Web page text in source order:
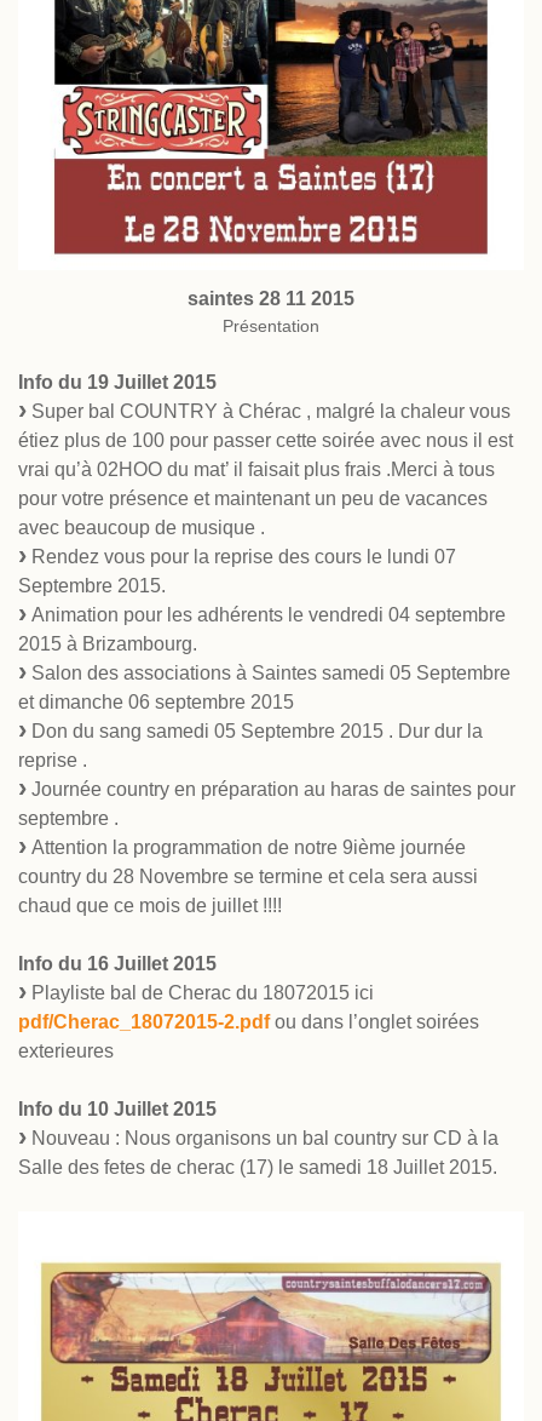
saintes 28 11 2015
Présentation
Info du 19 Juillet 2015
Super bal COUNTRY à Chérac , malgré la chaleur vous
étiez plus de 100 pour passer cette soirée avec nous il est
vrai qu’à 02HOO du mat’ il faisait plus frais .Merci à tous
pour votre présence et maintenant un peu de vacances
avec beaucoup de musique .
Rendez vous pour la reprise des cours le lundi 07
Septembre 2015.
Animation pour les adhérents le vendredi 04 septembre
2015 à Brizambourg.
Salon des associations à Saintes samedi 05 Septembre
et dimanche 06 septembre 2015
Don du sang samedi 05 Septembre 2015 . Dur dur la
reprise .
Journée country en préparation au haras de saintes pour
septembre .
Attention la programmation de notre 9ième journée
country du 28 Novembre se termine et cela sera aussi
chaud que ce mois de juillet !!!!
Info du 16 Juillet 2015
Playliste bal de Cherac du 18072015 ici
pdf/Cherac_18072015-2.pdfou dans l’onglet soirées
exterieures
Info du 10 Juillet 2015
Nouveau : Nous organisons un bal country sur CD à la
Salle des fetes de cherac (17) le samedi 18 Juillet 2015.